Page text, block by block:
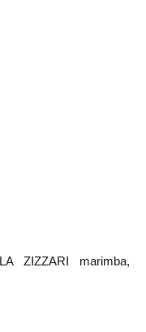
ZIZZARI marimba,